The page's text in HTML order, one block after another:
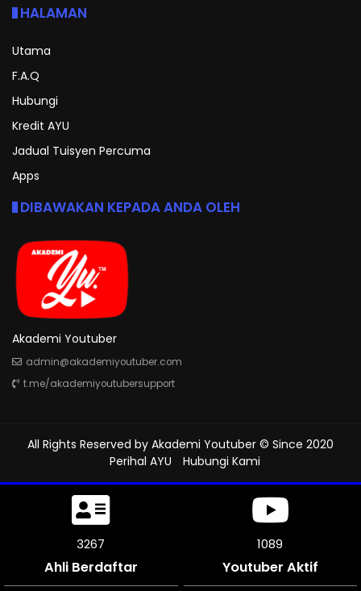
HALAMAN
Utama
F.A.Q
Hubungi
Kredit AYU
Jadual Tuisyen Percuma
Apps
DIBAWAKAN KEPADA ANDA OLEH
Akademi Youtuber
admin@akademiyoutuber.com
t.me/akademiyoutubersupport
All Rights Reserved by Akademi Youtuber © Since 2020
Perihal AYU
Hubungi Kami
3648
Ahli Berdaftar
1215
Youtuber Aktif